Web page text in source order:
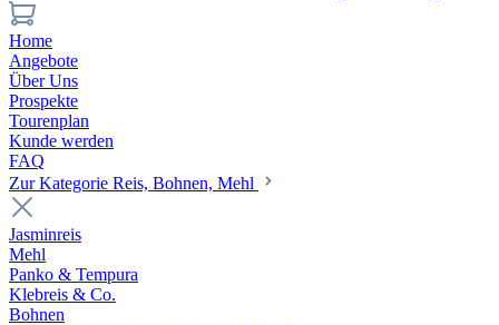
Home
Angebote
Über Uns
Prospekte
Tourenplan
Kunde werden
FAQ
Zur Kategorie Reis, Bohnen, Mehl
Jasminreis
Mehl
Panko & Tempura
Klebreis & Co.
Bohnen